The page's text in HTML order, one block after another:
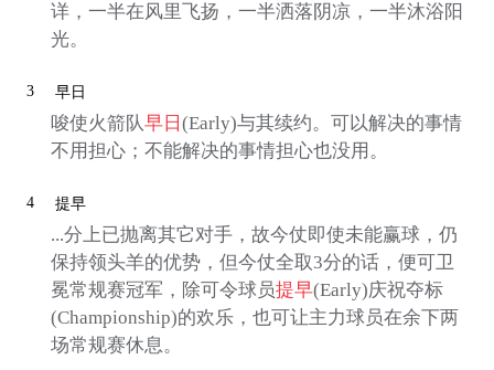
详，一半在风里飞扬，一半洒落阴凉，一半沐浴阳
光。
3 早日
唆使火箭队早日 (Early)与其续约。可以解决的事情
不用担心；不能解决的事情担心也没用。
4 提早
...分上已抛离其它对手，故今仗即使未能赢球，仍
保持领头羊的优势，但今仗全取3分的话，便可卫
冕常规赛冠军，除可令球员提早(Early)庆祝夺标
(Championship)的欢乐，也可让主力球员在余下两
场常规赛休息。